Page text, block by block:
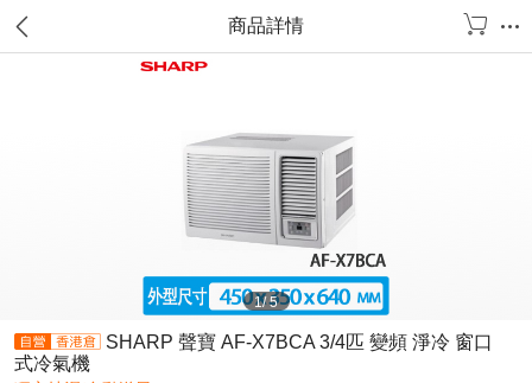
商品詳情
1/5
SHARP 聲寶 AF-X7BCA 3/4匹 變頻 淨冷 窗口
式冷氣機